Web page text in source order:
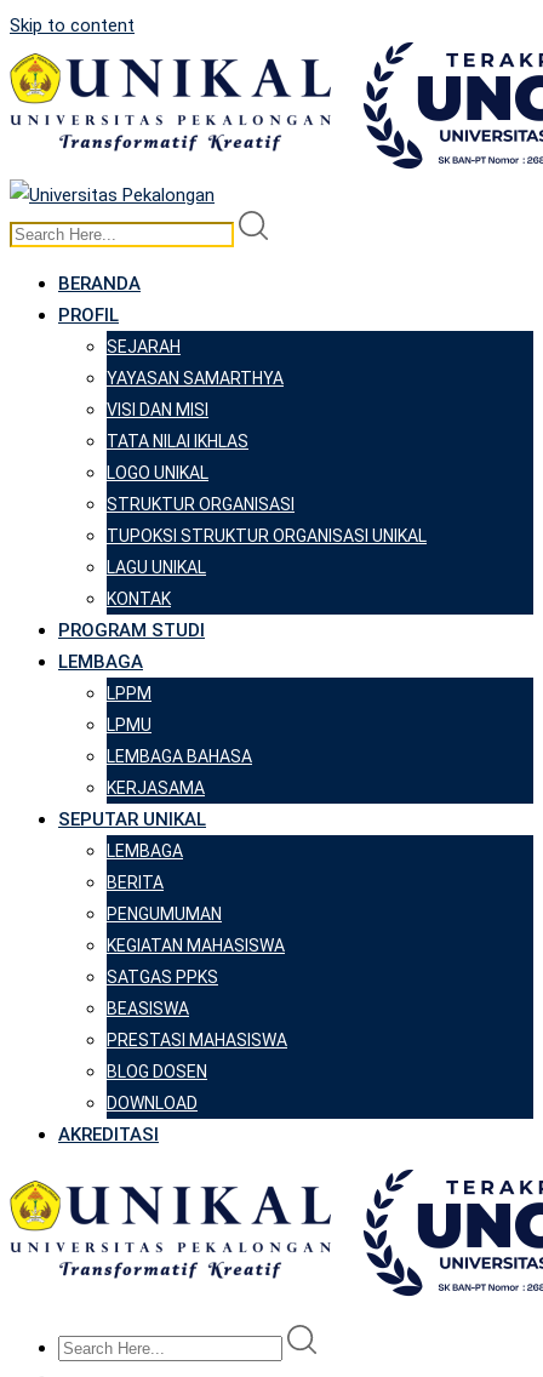
Skip to content
BERANDA
PROFIL
SEJARAH
YAYASAN SAMARTHYA
VISI DAN MISI
TATA NILAI IKHLAS
LOGO UNIKAL
STRUKTUR ORGANISASI
TUPOKSI STRUKTUR ORGANISASI UNIKAL
LAGU UNIKAL
KONTAK
PROGRAM STUDI
LEMBAGA
LPPM
LPMU
LEMBAGA BAHASA
KERJASAMA
SEPUTAR UNIKAL
LEMBAGA
BERITA
PENGUMUMAN
KEGIATAN MAHASISWA
SATGAS PPKS
BEASISWA
PRESTASI MAHASISWA
BLOG DOSEN
DOWNLOAD
AKREDITASI